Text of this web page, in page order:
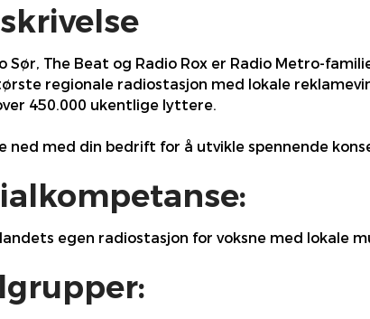
Sør, The Beat og Radio Rox er Radio Metro-
regionale radiostasjon med lokale
450.000 ukentlige lyttere.
ned med din bedrift for å utvikle spennende
egen radiostasjon for voksne med lokale